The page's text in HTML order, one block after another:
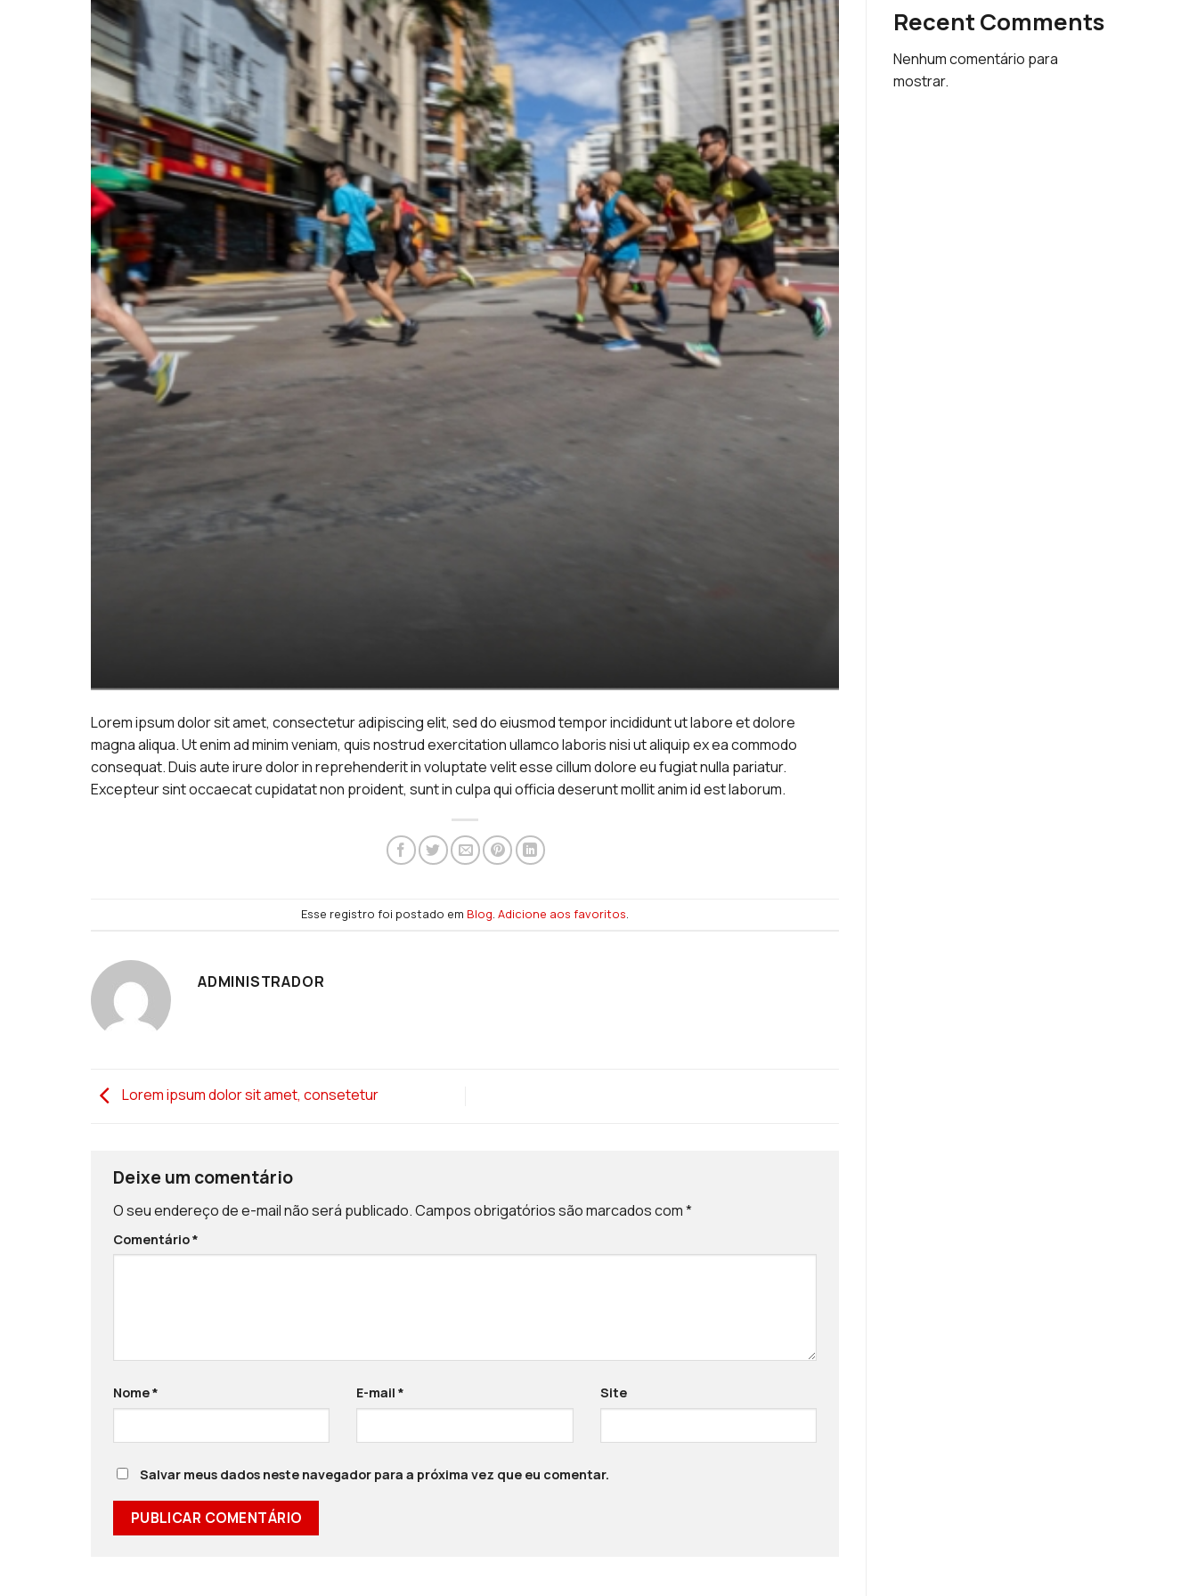
Lorem ipsum dolor sit amet, consectetur adipiscing elit, sed do eiusmod tempor incididunt ut labore et dolore
magna aliqua. Ut enim ad minim veniam, quis nostrud exercitation ullamco laboris nisi ut aliquip ex ea commodo
consequat. Duis aute irure dolor in reprehenderit in voluptate velit esse cillum dolore eu fugiat nulla pariatur.
Excepteur sint occaecat cupidatat non proident, sunt in culpa qui officia deserunt mollit anim id est laborum.
Esse registro foi postado em Blog. Adicione aos favoritos.
ADMINISTRADOR
Lorem ipsum dolor sit amet, consetetur
Deixe um comentário
O seu endereço de e-mail não será publicado.Campos obrigatórios são marcados com*
Comentário*
Nome* E-mail* Site
Salvar meus dados neste navegador para a próxima vez que eu comentar.
Recent Comments
Nenhum comentário para
mostrar.